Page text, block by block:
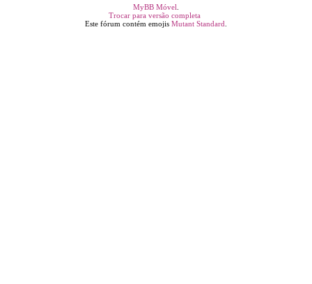
MyBB Móvel
Trocar para versão completa
Este fórum contém emojis Mutant Standard